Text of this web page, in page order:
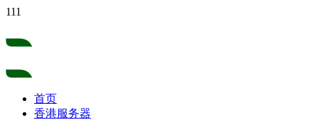
111
首页
香港服务器